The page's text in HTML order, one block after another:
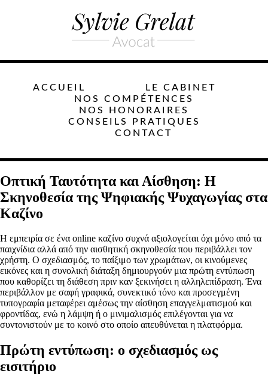
ACCUEIL
LE CABINET
NOS COMPÉTENCES
NOS HONORAIRES
CONSEILS PRATIQUES
CONTACT
Οπτική Ταυτότητα και Αίσθηση: Η
Σκηνοθεσία της Ψηφιακής Ψυχαγωγίας στα
Καζίνο
Η εμπειρία σε ένα online καζίνο συχνά αξιολογείται όχι μόνο από τα
παιχνίδια αλλά από την αισθητική σκηνοθεσία που περιβάλλει τον
χρήστη. Ο σχεδιασμός, το παίξιμο των χρωμάτων, οι κινούμενες
εικόνες και η συνολική διάταξη δημιουργούν μια πρώτη εντύπωση
που καθορίζει τη διάθεση πριν καν ξεκινήσει η αλληλεπίδραση. Ένα
περιβάλλον με σαφή γραφικά, συνεκτικό τόνο και προσεγμένη
τυπογραφία μεταφέρει αμέσως την αίσθηση επαγγελματισμού και
φροντίδας, ενώ η λάμψη ή ο μινιμαλισμός επιλέγονται για να
συντονιστούν με το κοινό στο οποίο απευθύνεται η πλατφόρμα.
Πρώτη εντύπωση: ο σχεδιασμός ως
εισιτήριο